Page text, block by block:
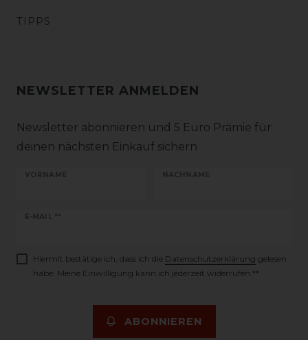
TIPPS
NEWSLETTER ANMELDEN
Newsletter abonnieren und 5 Euro Prämie für
deinen nächsten Einkauf sichern
VORNAME NACHNAME
E-MAIL **
Newsletter
Hiermit bestätige ich, dass ich die Daten­schutz­erklärung gelesen
habe. Meine Einwilligung kann ich jederzeit widerrufen.**
ABONNIEREN